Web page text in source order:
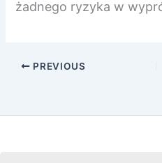
żadnego ryzyka w
PREVIOUS